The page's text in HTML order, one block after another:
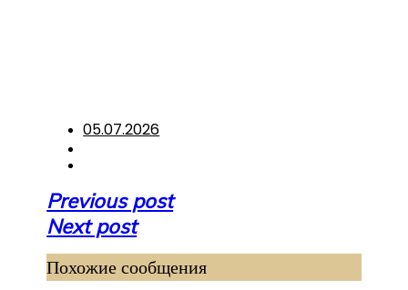
05.07.2026
Навигация
по
записям
Previous post
Next post
Похожие сообщения